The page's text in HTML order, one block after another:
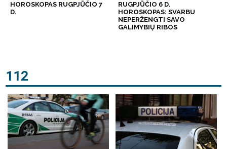
HOROSKOPAS RUGPJŪČIO 7
D.
RUGPJŪČIO 6 D.
HOROSKOPAS: SVARBU
NEPERŽENGTI SAVO
GALIMYBIŲ RIBOS
112